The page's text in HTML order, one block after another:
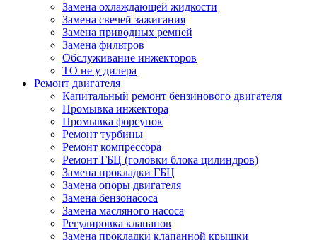
Замена охлаждающей жидкости
Замена свечей зажигания
Замена приводных ремней
Замена фильтров
Обслуживание инжекторов
ТО не у дилера
Ремонт двигателя
Капитальный ремонт бензинового двигателя
Промывка инжектора
Промывка форсунок
Ремонт турбины
Ремонт компрессора
Ремонт ГБЦ (головки блока цилиндров)
Замена прокладки ГБЦ
Замена опоры двигателя
Замена бензонасоса
Замена масляного насоса
Регулировка клапанов
Замена прокладки клапанной крышки